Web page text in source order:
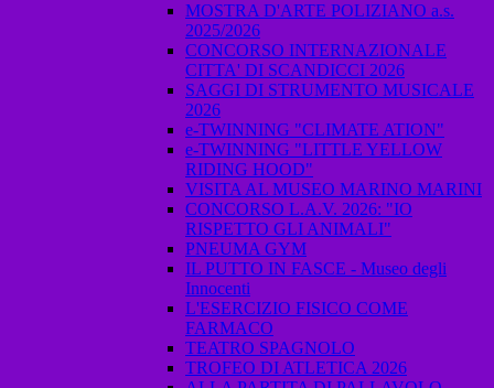
MOSTRA D'ARTE POLIZIANO a.s.
2025/2026
CONCORSO INTERNAZIONALE
CITTA' DI SCANDICCI 2026
SAGGI DI STRUMENTO MUSICALE
2026
e-TWINNING "CLIMATE ATION"
e-TWINNING "LITTLE YELLOW
RIDING HOOD"
VISITA AL MUSEO MARINO MARINI
CONCORSO L.A.V. 2026: "IO
RISPETTO GLI ANIMALI"
PNEUMA GYM
IL PUTTO IN FASCE - Museo degli
Innocenti
L'ESERCIZIO FISICO COME
FARMACO
TEATRO SPAGNOLO
TROFEO DI ATLETICA 2026